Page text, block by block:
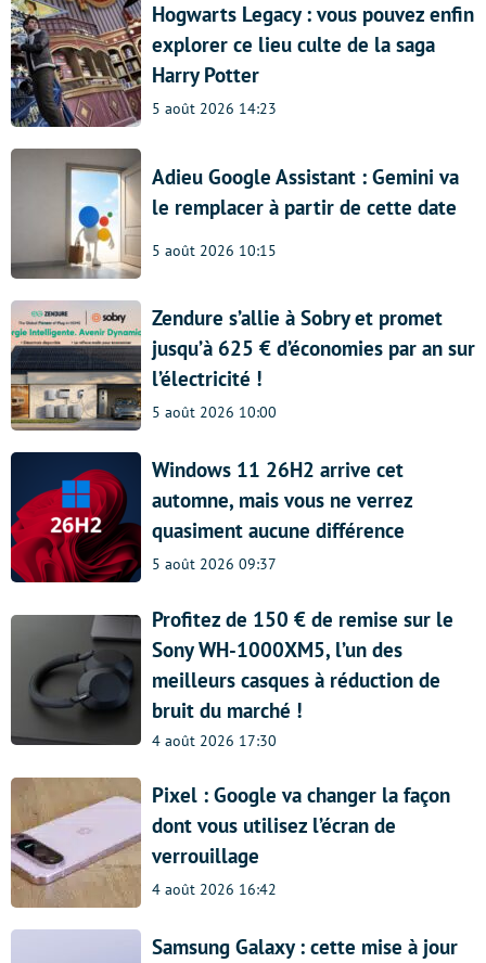
Hogwarts Legacy : vous pouvez enfin
explorer ce lieu culte de la saga
Harry Potter
5 août 2026 14:23
Adieu Google Assistant : Gemini va
le remplacer à partir de cette date
5 août 2026 10:15
Zendure s’allie à Sobry et promet
jusqu’à 625 € d’économies par an sur
l’électricité !
5 août 2026 10:00
Windows 11 26H2 arrive cet
automne, mais vous ne verrez
quasiment aucune différence
5 août 2026 09:37
Profitez de 150 € de remise sur le
Sony WH-1000XM5, l’un des
meilleurs casques à réduction de
bruit du marché !
4 août 2026 17:30
Pixel : Google va changer la façon
dont vous utilisez l’écran de
verrouillage
4 août 2026 16:42
Samsung Galaxy : cette mise à jour